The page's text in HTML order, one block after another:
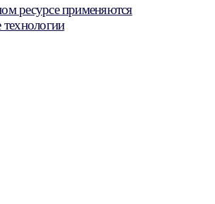
ресурсе применяются
технологии